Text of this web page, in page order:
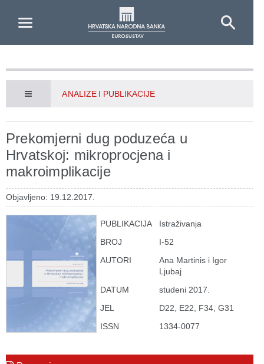
ANALIZE I PUBLIKACIJE
Prekomjerni dug poduzeća u
Hrvatskoj: mikroprocjena i
makroimplikacije
Objavljeno: 19.12.2017.
PUBLIKACIJA
Istraživanja
BROJ
I-52
AUTORI
Ana Martinis i Igor
Ljubaj
DATUM
studeni 2017.
JEL
D22, E22, F34, G31
ISSN
1334-0077